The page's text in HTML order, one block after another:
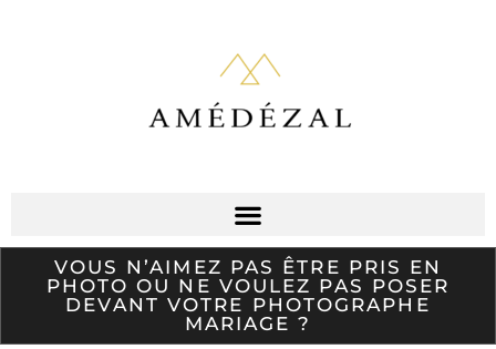
VOUS N’AIMEZ PAS ÊTRE PRIS EN
PHOTO OU NE VOULEZ PAS POSER
DEVANT VOTRE PHOTOGRAPHE
MARIAGE ?